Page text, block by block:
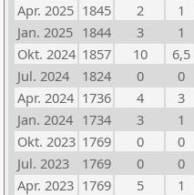
Apr. 2025 1845 2
1
Jan. 2025 1844 3
1
Okt. 2024 1857 10
6,5
Jul. 2024
1824 0
0
Apr. 2024 1736 4
3
Jan. 2024 1734 3
1
Okt. 2023 1769 0
0
Jul. 2023
1769 0
0
Apr. 2023 1769 5
1